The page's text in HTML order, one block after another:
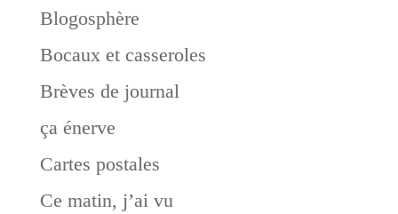
Blogosphère
Bocaux et casseroles
Brèves de journal
ça énerve
Cartes postales
Ce matin, j’ai vu